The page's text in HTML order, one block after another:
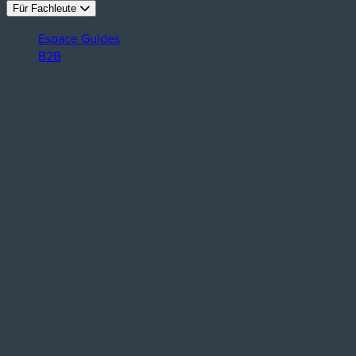
Für Fachleute
Espace Guides
B2B